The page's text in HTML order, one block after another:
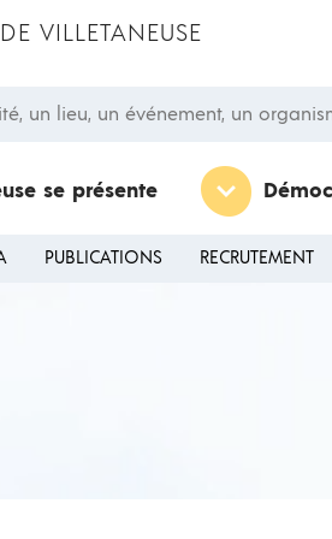
VILLETANEUSE
lieu, un événement, un organisme…
se présente
PUBLICATIONS RECRUTEMENT